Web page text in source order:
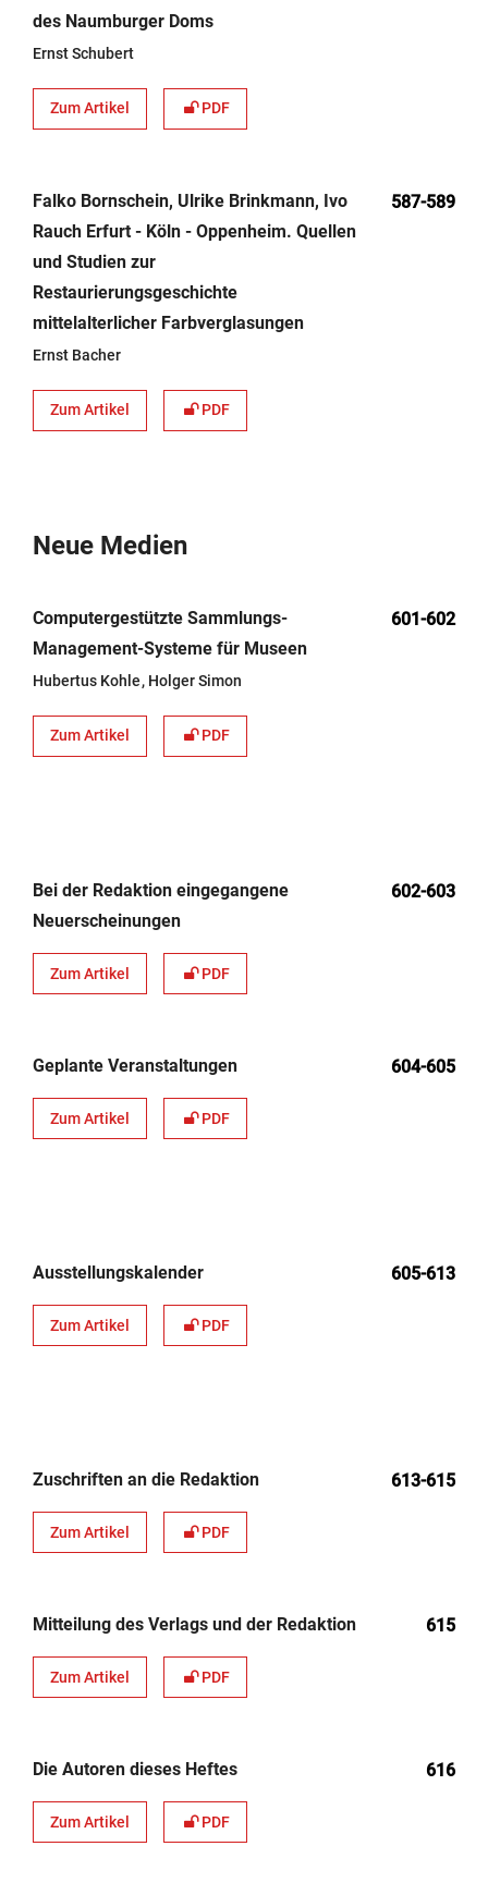
des Naumburger Doms
Ernst Schubert
Zum Artikel PDF
Falko Bornschein, Ulrike Brinkmann, Ivo
Rauch Erfurt - Köln - Oppenheim. Quellen
und Studien zur
Restaurierungsgeschichte
mittelalterlicher Farbverglasungen
Ernst Bacher
Zum Artikel PDF
587-589
Neue Medien
Computergestützte Sammlungs-
Management-Systeme für Museen
Hubertus Kohle Holger Simon
Zum Artikel PDF
601-602
Bei der Redaktion eingegangene
Neuerscheinungen
Zum Artikel PDF
602-603
Geplante Veranstaltungen
Zum Artikel PDF
604-605
Ausstellungskalender
Zum Artikel PDF
605-613
Zuschriften an die Redaktion
Zum Artikel PDF
613-615
Mitteilung des Verlags und der Redaktion
Zum Artikel PDF
615
Die Autoren dieses Heftes
Zum Artikel PDF
616